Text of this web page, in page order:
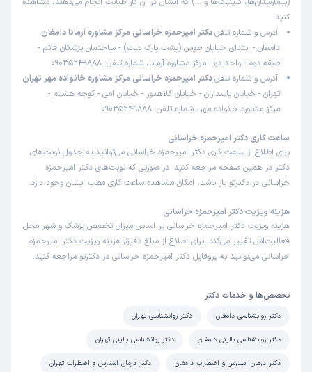
کنید:
آدرس و شماره تلفندکتر امیرحمزه خراسانی مرکز مشاوره آرمانا دامغان
دامغان - ابتدای خیابان طوس (پشت پارک ملت) - ساختمان پزشکان قائم -
طبقه دوم - واحد دو - مرکز مشاوره آرمانا، شماره تلفن: 09035249888
آدرس و شماره تلفندکتر امیرحمزه خراسانی مرکز مشاوره خانواده مهر تهران
تهران - خیابان پاسداران - خیابان کلاهدوز - خیابان امی - کوچه هشتم -
مرکز مشاوره خانواده مهر، شماره تلفن: 09035249888
ساعت کاری دکتر امیرحمزه خراسانی
برای اطلاع از ساعت کاری دکتر امیرحمزه خراسانی می‌توانید به جدول نوبت‌های
دکتر در همین صفحه مراجعه کنید. در صورتی که نوبت‌های دکتر امیرحمزه
خراسانی در دکترتو باز باشد، امکان مشاهده ساعت کاری مطب ایشان وجود دارد.
هزینه ویزیت دکتر امیرحمزه خراسانی
هزینه ویزیت دکتر امیرحمزه خراسانی بر اساس میزان تخصص پزشک و شهر محل
فعالیت‌اش تغییر می‌کند. برای اطلاع از مبلغ دقیق هزینه ویزیت دکتر امیرحمزه
خراسانی می‌توانید به پروفایل دکتر امیرحمزه خراسانی در دکترتو مراجعه کنید.
تخصص‌ها و خدمات دکتر
دکتر روانشناسی دامغان دکتر روانشناسی تهران
دکتر روانشناسی بالینی دامغان دکتر روانشناسی بالینی تهران
دکتر درمان استرس و اضطراب دامغان دکتر درمان استرس و اضطراب تهران